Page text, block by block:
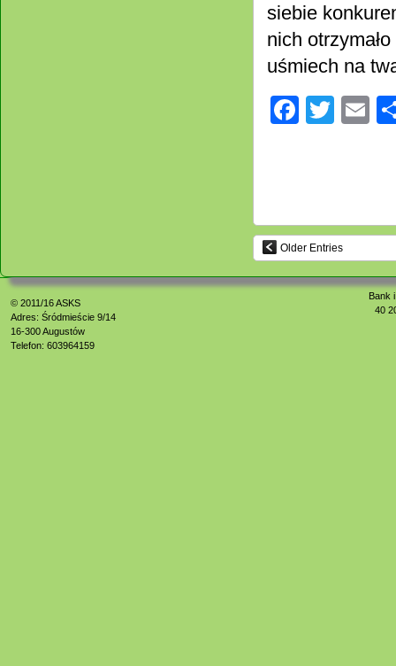
siebie
nich
uśmiech na
Older Entries
© 2011/16ASKS
Adres: Śródmieście 9/14
16-300 Augustów
Telefon: 603964159
Bank
40